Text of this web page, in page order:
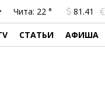
Чита: 22 ° 81.41
СТАТЬИ АФИША